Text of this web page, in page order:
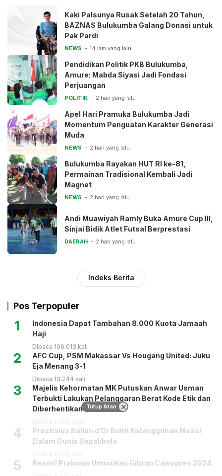
Kaki Palsunya Rusak Setelah 20 Tahun,
BAZNAS Bulukumba Galang Donasi untuk
Pak Pardi
NEWS 14 jam yang lalu
Pendidikan Politik PKB Bulukumba,
Amure: Mabda Siyasi Jadi Fondasi
Perjuangan
POLITIK 2 hari yang lalu
Apel Hari Pramuka Bulukumba Jadi
Momentum Penguatan Karakter Generasi
Muda
NEWS 2 hari yang lalu
Bulukumba Rayakan HUT RI ke-81,
Permainan Tradisional Kembali Jadi
Magnet
NEWS 2 hari yang lalu
Andi Muawiyah Ramly Buka Amure Cup III,
Sinjai Bidik Atlet Futsal Berprestasi
DAERAH 2 hari yang lalu
Indeks Berita
Pos Terpopuler
1
Indonesia Dapat Tambahan 8.000 Kuota Jamaah
Haji
Dibaca 106.013 kali
2
AFC Cup, PSM Makassar Vs Hougang United: Juku
Eja Menang 3-1
Dibaca 13.244 kali
3
Majelis Kehormatan MK Putuskan Anwar Usman
Terbukti Lakukan Pelanggaran Berat Kode Etik dan
Diberhentikan
4
Prestisius Ballon d’Or Bukti Ketangguhan Messi
Dalam Dunia Sepakbola
5 Resmi! Prabowo Umumkan Gibran Cawapres 2024
Tutup Iklan